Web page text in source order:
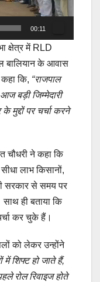
00:11
क्षेत्र में RLD
बालियान के आवास
कि, “राजपाल
आज बड़ी जिम्मेदारी
मुद्दों पर चर्चा करने
चौधरी ने कहा कि
लाभ किसानों,
सरकार से समय पर
ही बताया कि
कर चुके हैं।
को लेकर उन्होंने
में शिफ्ट हो जाते हैं,
रोल रिवाइज होते